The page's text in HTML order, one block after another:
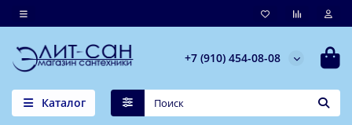
+7 (910) 454-08-08
Каталог